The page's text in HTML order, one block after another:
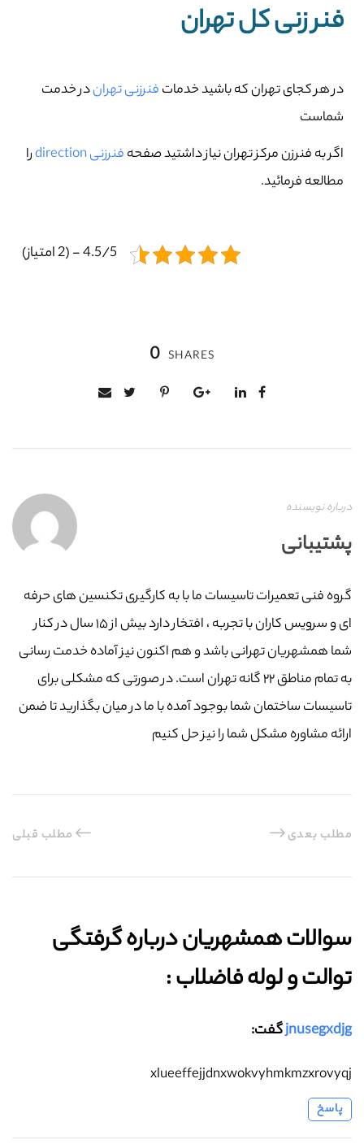
فنر زنی کل تهران
در هر کجای تهران که باشید خدماتفنرزنی تهراندر خدمت
شماست
اگر به فنرزن مرکز تهران نیاز داشتید صفحهفنرزنی direction
را
مطالعه فرمائید.
4.5/5 - (2 امتیاز)
0 SHARES
درباره نویسنده
پشتیبانی
گروه فنی تعمیرات تاسیسات ما با به‌ کارگیری تکنسین های حرفه
ای و سرویس کاران با تجربه ، افتخار دارد بیش از ۱۵ سال در کنار
شما همشهریان تهرانی باشد و هم اکنون نیز آماده خدمت رسانی
به تمام مناطق ۲۲ گانه تهران است. در صورتی که مشکلی برای
تاسیسات ساختمان شما بوجود آمده با ما در میان بگذارید تا ضمن
ارائه مشاوره مشکل شما را نیز حل کنیم
مطلب قبلی مطلب بعدی
سوالات همشهریان درباره گرفتگی
توالت و لوله فاضلاب :‌
jnusegxdjgگفت:
xlueeffejjdnxwokvyhmkmzxrovyqj
پاسخ